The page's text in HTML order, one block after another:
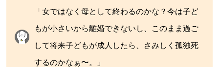
「女ではなく母として終わるのかな？今は子ど
もが小さいから離婚できないし、このまま過ご
して将来子どもが成人したら、さみしく孤独死
するのかなぁ〜。」